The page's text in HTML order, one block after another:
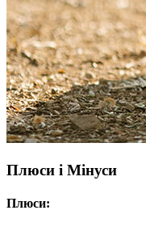
Плюси і Мінуси
Плюси: